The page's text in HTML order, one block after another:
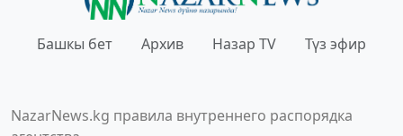
Башкы бет Архив Назар TV Түз эфир
NazarNews.kg правила внутреннего распорядка